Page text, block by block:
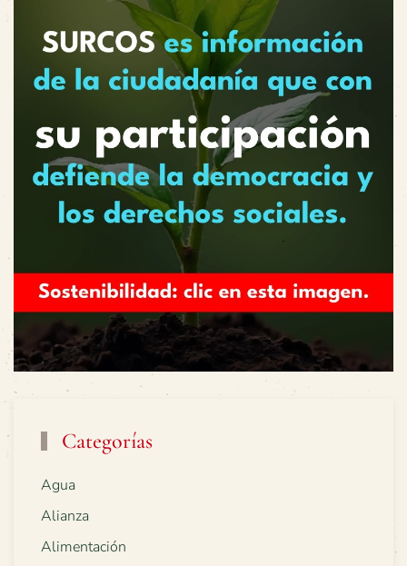
Categorías
Agua
Alianza
Alimentación